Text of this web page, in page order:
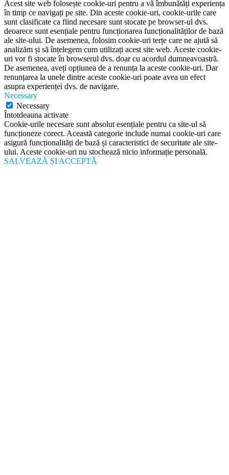
Acest site web folosește cookie-uri pentru a vă îmbunătăți experiența
în timp ce navigați pe site. Din aceste cookie-uri, cookie-urile care
sunt clasificate ca fiind necesare sunt stocate pe browser-ul dvs.
deoarece sunt esențiale pentru funcționarea funcționalităților de bază
ale site-ului. De asemenea, folosim cookie-uri terțe care ne ajută să
analizăm și să înțelegem cum utilizați acest site web. Aceste cookie-
uri vor fi stocate în browserul dvs. doar cu acordul dumneavoastră.
De asemenea, aveți opțiunea de a renunța la aceste cookie-uri. Dar
renunțarea la unele dintre aceste cookie-uri poate avea un efect
asupra experienței dvs. de navigare.
Necessary
Necessary
Întotdeauna activate
Cookie-urile necesare sunt absolut esențiale pentru ca site-ul să
funcționeze corect. Această categorie include numai cookie-uri care
asigură funcționalități de bază și caracteristici de securitate ale site-
ului. Aceste cookie-uri nu stochează nicio informație personală.
SALVEAZĂ ȘI ACCEPTĂ